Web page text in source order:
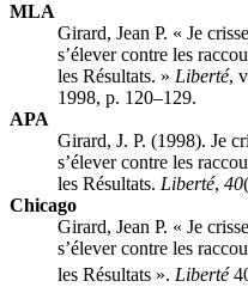
MLA
Girard, Jean P. « Je
s’élever contre les
les Résultats. » Liberté,
1998, p. 120–129.
APA
Girard, J. P. (1998). Je
s’élever contre les
les Résultats. Liberté, 40
Chicago
Girard, Jean P. « Je
s’élever contre les
les Résultats ». Liberté